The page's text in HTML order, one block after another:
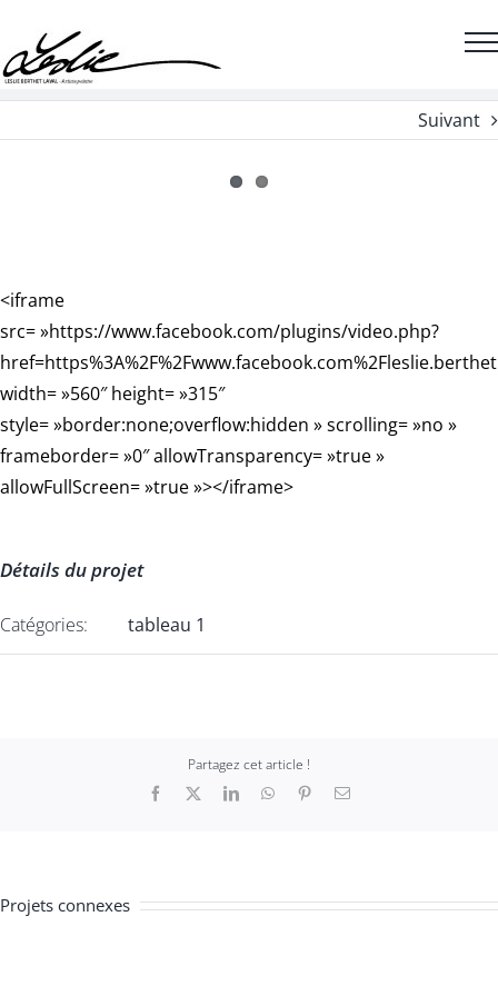
contenu
Suivant
<iframe
src= »https://www.facebook.com/plugins/video.php?
width= »560″ height= »315″
style= »border:none;overflow:hidden » scrolling= »no »
frameborder= »0″ allowTransparency= »true »
allowFullScreen= »true »></iframe>
Détails du projet
Catégories: tableau 1
Partagez cet article !
Facebook LinkedInWhatsAppPinterestEmail
Projets connexes